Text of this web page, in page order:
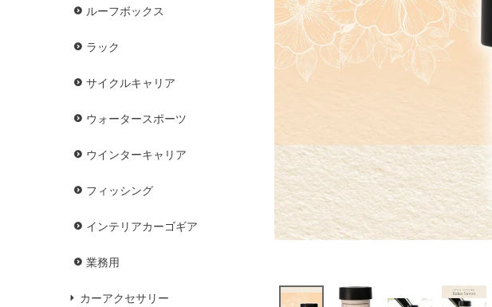
ルーフボックス
ラック
サイクルキャリア
ウォータースポーツ
ウインターキャリア
フィッシング
インテリアカーゴギア
業務用
カーアクセサリー